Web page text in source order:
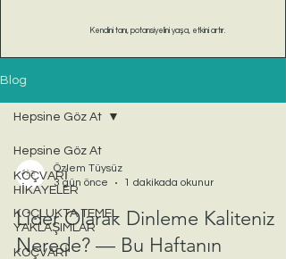
Kendini tanı, potansiyelini yaşa, etkini artır.
Blog
Hepsine Göz At
KOÇVARİ
HİKAYELER
KOÇLUKTA TEMEL
YAKLAŞIMLAR
KOÇVARİ
Hepsine Göz At
Özlem Tüysüz
3 gün önce
1 dakikada okunur
Lider Olarak Dinleme Kaliteniz
Nerede? — Bu Haftanın